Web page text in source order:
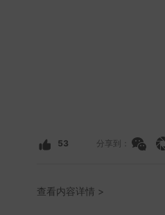
53 分享到：
查看内容详情 >